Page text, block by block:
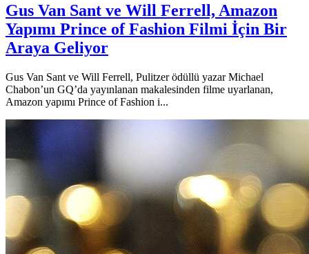
Gus Van Sant ve Will Ferrell, Amazon
Yapımı Prince of Fashion Filmi İçin Bir
Araya Geliyor
Gus Van Sant ve Will Ferrell, Pulitzer ödüllü yazar Michael
Chabon’un GQ’da yayınlanan makalesinden filme uyarlanan,
Amazon yapımı Prince of Fashion i...